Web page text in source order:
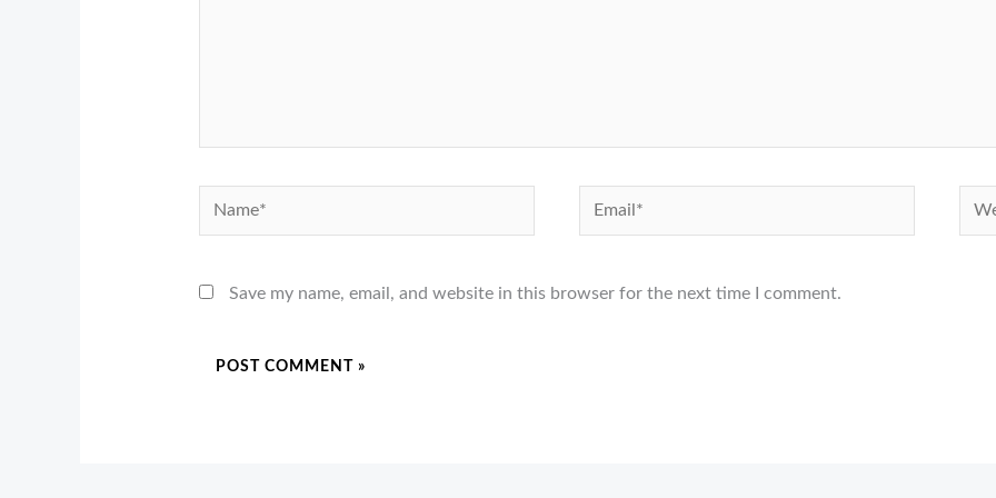
Name* Email*
Save my name, email, and website in this browser for the next time I comment.